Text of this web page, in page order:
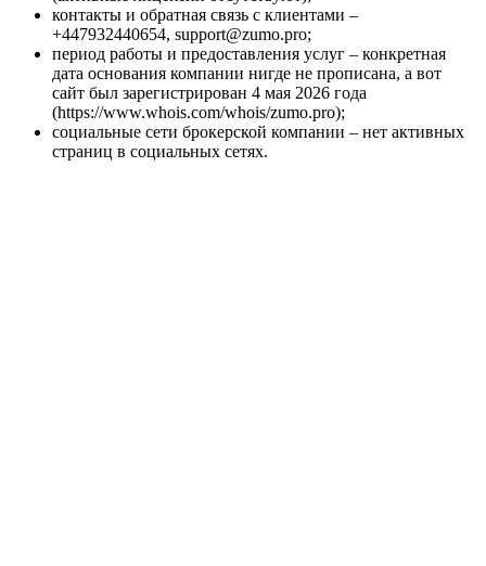
контакты и обратная связь с клиентами –
+447932440654, support@zumo.pro;
период работы и предоставления услуг – конкретная
дата основания компании нигде не прописана, а вот
сайт был зарегистрирован 4 мая 2026 года
(https://www.whois.com/whois/zumo.pro);
социальные сети брокерской компании – нет активных
страниц в социальных сетях.